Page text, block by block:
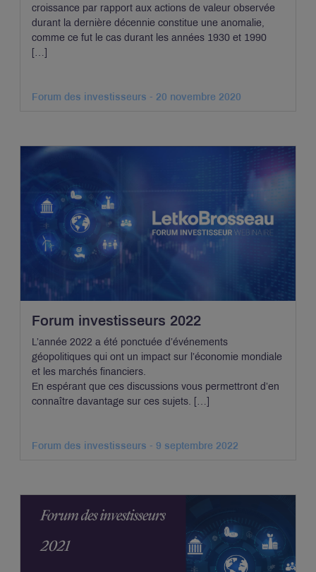
croissance par rapport aux actions de valeur observée
durant la dernière décennie constitue une anomalie,
comme ce fut le cas durant les années 1930 et 1990
[…]
Forum des investisseurs - 20 novembre 2020
Forum investisseurs 2022
L’année 2022 a été ponctuée d’événements
géopolitiques qui ont un impact sur l’économie mondiale
et les marchés financiers.
En espérant que ces discussions vous permettront d’en
connaître davantage sur ces sujets. […]
Forum des investisseurs - 9 septembre 2022